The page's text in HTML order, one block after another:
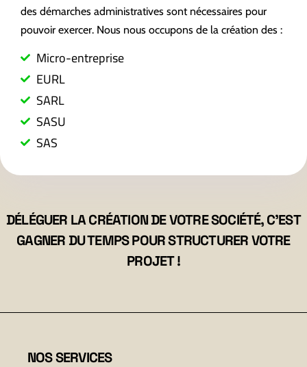
des démarches administratives sont nécessaires pour
pouvoir exercer. Nous nous occupons de la création des :
Micro-entreprise
EURL
SARL
SASU
SAS
DÉLÉGUER LA CRÉATION DE VOTRE SOCIÉTÉ, C’EST
GAGNER DU TEMPS POUR STRUCTURER VOTRE
PROJET !
NOS SERVICES